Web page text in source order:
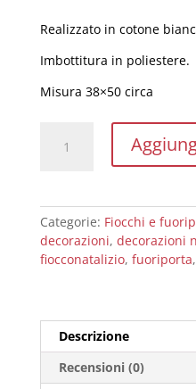
Realizzato in cotone
Imbottitura in poliestere.
Misura 38×50 circa
decorativo
quantità
Categorie: Fiocchi e
decorazioni, decorazioni
fiocconatalizio, fuoriporta,
Descrizione
Recensioni (0)